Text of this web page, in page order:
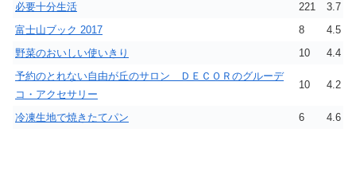
必要十分生活
221
3.7
富士山ブック 2017
8
4.5
野菜のおいしい使いきり
10
4.4
予約のとれない自由が丘のサロン ＤＥＣＯＲのグルーデ
コ・アクセサリー
10 4.2
冷凍生地で焼きたてパン 6 4.6